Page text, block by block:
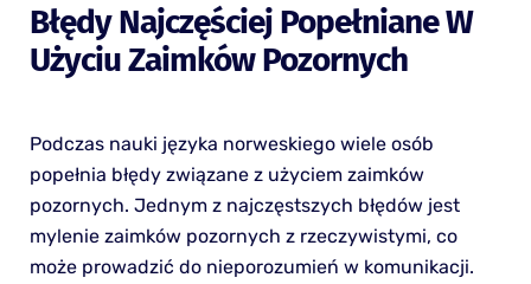
Błędy Najczęściej Popełniane W
Użyciu Zaimków Pozornych
Podczas nauki języka norweskiego wiele osób
popełnia błędy związane z użyciem zaimków
pozornych. Jednym z najczęstszych błędów jest
mylenie zaimków pozornych z rzeczywistymi, co
może prowadzić do nieporozumień w komunikacji.